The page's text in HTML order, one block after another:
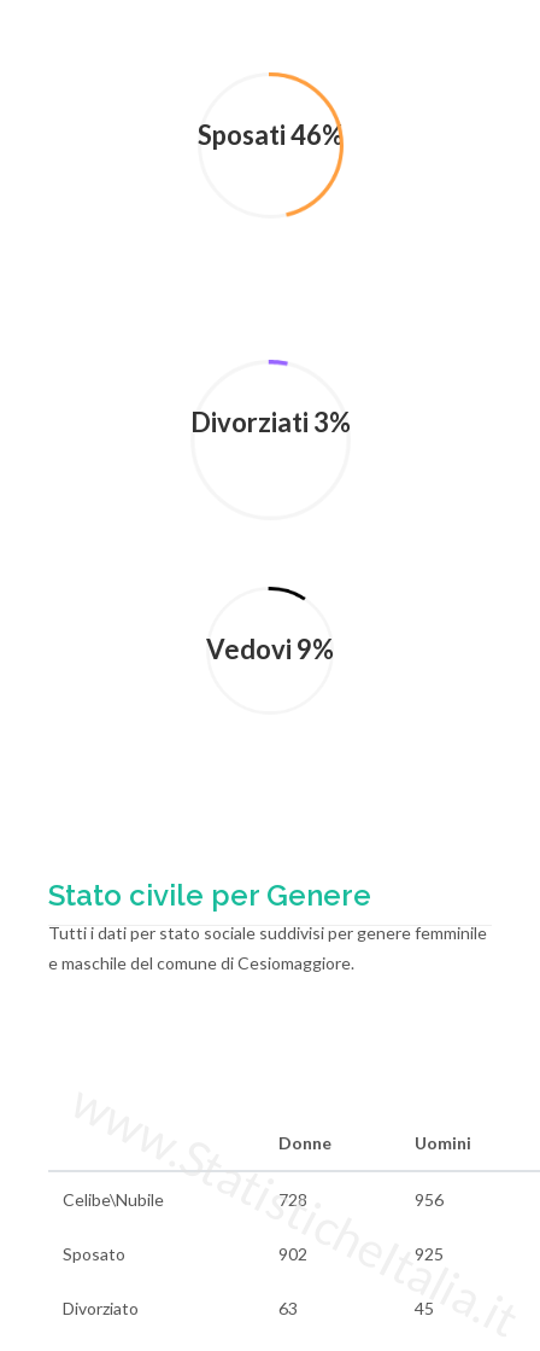
Sposati 46%
Divorziati 3%
Vedovi 9%
Stato civile per Genere
Tutti i dati per stato sociale suddivisi per genere femminile
e maschile del comune di Cesiomaggiore.
Donne Uomini
Celibe\Nubile 728 956
Sposato 902 925
Divorziato 63 45
www.StatisticheItalia.it